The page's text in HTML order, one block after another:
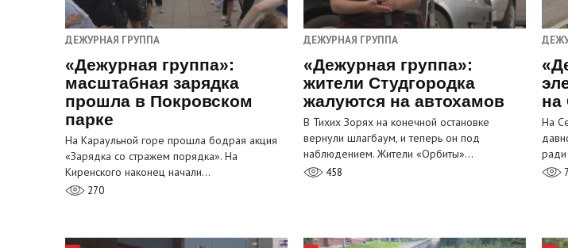
ДЕЖУРНАЯ ГРУППА
«Дежурная группа»:
масштабная зарядка
прошла в Покровском
парке
На Караульной горе прошла бодрая акция
«Зарядка со стражем порядка». На
Киренского наконец начали…
270
ДЕЖУРНАЯ ГРУППА
«Дежурная группа»:
жители Студгородка
жалуются на автохамов
В Тихих Зорях на конечной остановке
вернули шлагбаум, и теперь он под
наблюдением. Жители «Орбиты»…
458
на
На
ради